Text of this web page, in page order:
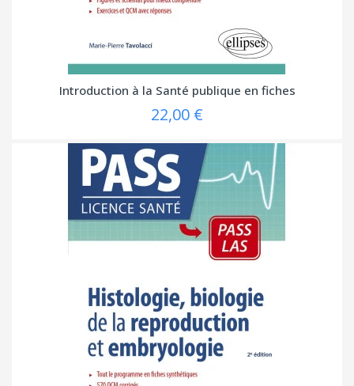
Introduction à la Santé publique en fiches
22,00 €